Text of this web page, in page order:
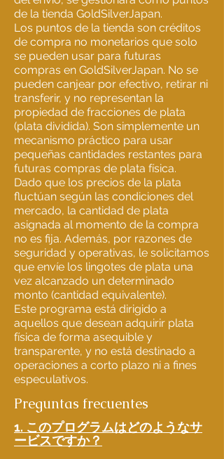
de la tienda GoldSilverJapan.
Los puntos de la tienda son créditos
de compra no monetarios que solo
se pueden usar para futuras
compras en GoldSilverJapan. No se
pueden canjear por efectivo, retirar ni
transferir, y no representan la
propiedad de fracciones de plata
(plata dividida). Son simplemente un
mecanismo práctico para usar
pequeñas cantidades restantes para
futuras compras de plata física.
Dado que los precios de la plata
fluctúan según las condiciones del
mercado, la cantidad de plata
asignada al momento de la compra
no es fija. Además, por razones de
seguridad y operativas, le solicitamos
que envíe los lingotes de plata una
vez alcanzado un determinado
monto (cantidad equivalente).
Este programa está dirigido a
aquellos que desean adquirir plata
física de forma asequible y
transparente, y no está destinado a
operaciones a corto plazo ni a fines
especulativos.
Preguntas frecuentes
1. このプログラムはどのようなサ
ービスですか？